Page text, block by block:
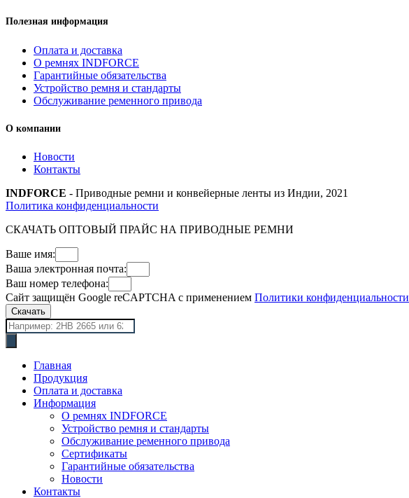
Полезная информация
Оплата и доставка
О ремнях INDFORCE
Гарантийные обязательства
Устройство ремня и стандарты
Обслуживание ременного привода
О компании
Новости
Контакты
INDFORCE - Приводные ремни и конвейерные ленты из Индии, 2021
Политика конфиденциальности
СКАЧАТЬ ОПТОВЫЙ ПРАЙС НА ПРИВОДНЫЕ РЕМНИ
Ваше имя:
Ваша электронная почта:
Ваш номер телефона:
Сайт защищён Google reCAPTCHA с применением Политики конфиденциальности
Скачать
Поиск
товаров
Главная
Продукция
Оплата и доставка
Информация
О ремнях INDFORCE
Устройство ремня и стандарты
Обслуживание ременного привода
Сертификаты
Гарантийные обязательства
Новости
Контакты